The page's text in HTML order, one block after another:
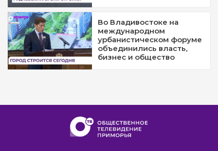
Во Владивостоке на
международном
урбанистическом форуме
объединились власть,
бизнес и общество